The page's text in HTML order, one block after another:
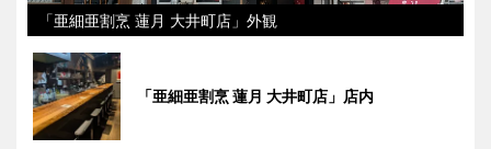
「亜細亜割烹 蓮月 大井町店」外観
「亜細亜割烹 蓮月 大井町店」店内